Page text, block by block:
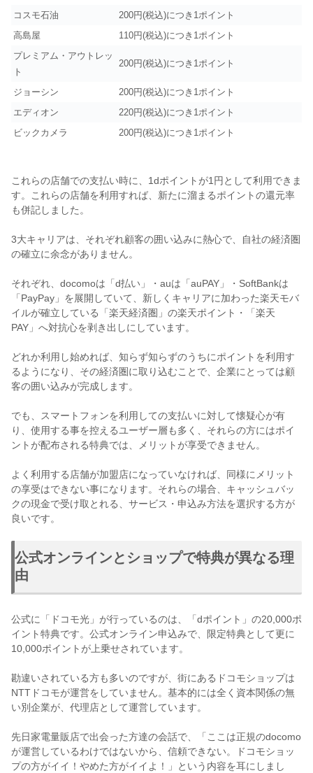
コスモ石油
200円(税込)につき1ポイント
高島屋
110円(税込)につき1ポイント
プレミアム・アウトレッ
ト
200円(税込)につき1ポイント
ジョーシン
200円(税込)につき1ポイント
エディオン
220円(税込)につき1ポイント
ビックカメラ
200円(税込)につき1ポイント
これらの店舗での支払い時に、1dポイントが1円として利用できま
す。これらの店舗を利用すれば、新たに溜まるポイントの還元率
も併記しました。
3大キャリアは、それぞれ顧客の囲い込みに熱心で、自社の経済圏
の確立に余念がありません。
それぞれ、docomoは「d払い」・auは「auPAY」・SoftBankは
「PayPay」を展開していて、新しくキャリアに加わった楽天モバ
イルが確立している「楽天経済圏」の楽天ポイント・「楽天
PAY」へ対抗心を剥き出しにしています。
どれか利用し始めれば、知らず知らずのうちにポイントを利用す
るようになり、その経済圏に取り込むことで、企業にとっては顧
客の囲い込みが完成します。
でも、スマートフォンを利用しての支払いに対して懐疑心が有
り、使用する事を控えるユーザー層も多く、それらの方にはポイ
ントが配布される特典では、メリットが享受できません。
よく利用する店舗が加盟店になっていなければ、同様にメリット
の享受はできない事になります。それらの場合、キャッシュバッ
クの現金で受け取とれる、サービス・申込み方法を選択する方が
良いです。
公式オンラインとショップで特典が異なる理
由
公式に「ドコモ光」が行っているのは、「dポイント」の20,000ポ
イント特典です。公式オンライン申込みで、限定特典として更に
10,000ポイントが上乗せされています。
勘違いされている方も多いのですが、街にあるドコモショップは
NTTドコモが運営をしていません。基本的には全く資本関係の無
い別企業が、代理店として運営しています。
先日家電量販店で出会った方達の会話で、「ここは正規のdocomo
が運営しているわけではないから、信頼できない。ドコモショッ
プの方がイイ！やめた方がイイよ！」という内容を耳にしまし